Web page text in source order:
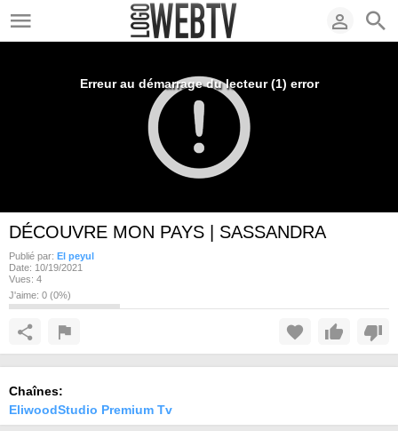
Erreur au démarrage du lecteur (1) error
DÉCOUVRE MON PAYS | SASSANDRA
Publié par: El peyul
Date: 10/19/2021
Vues: 4
J'aime: 0 (0%)
Chaînes:
EliwoodStudio Premium Tv